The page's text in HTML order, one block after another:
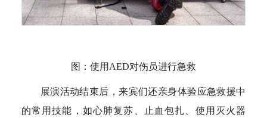
图：使用AED对伤员进行急救
展演活动结束后，来宾们还亲身体验应急救援中
的常用技能，如心肺复苏、止血包扎、使用灭火器